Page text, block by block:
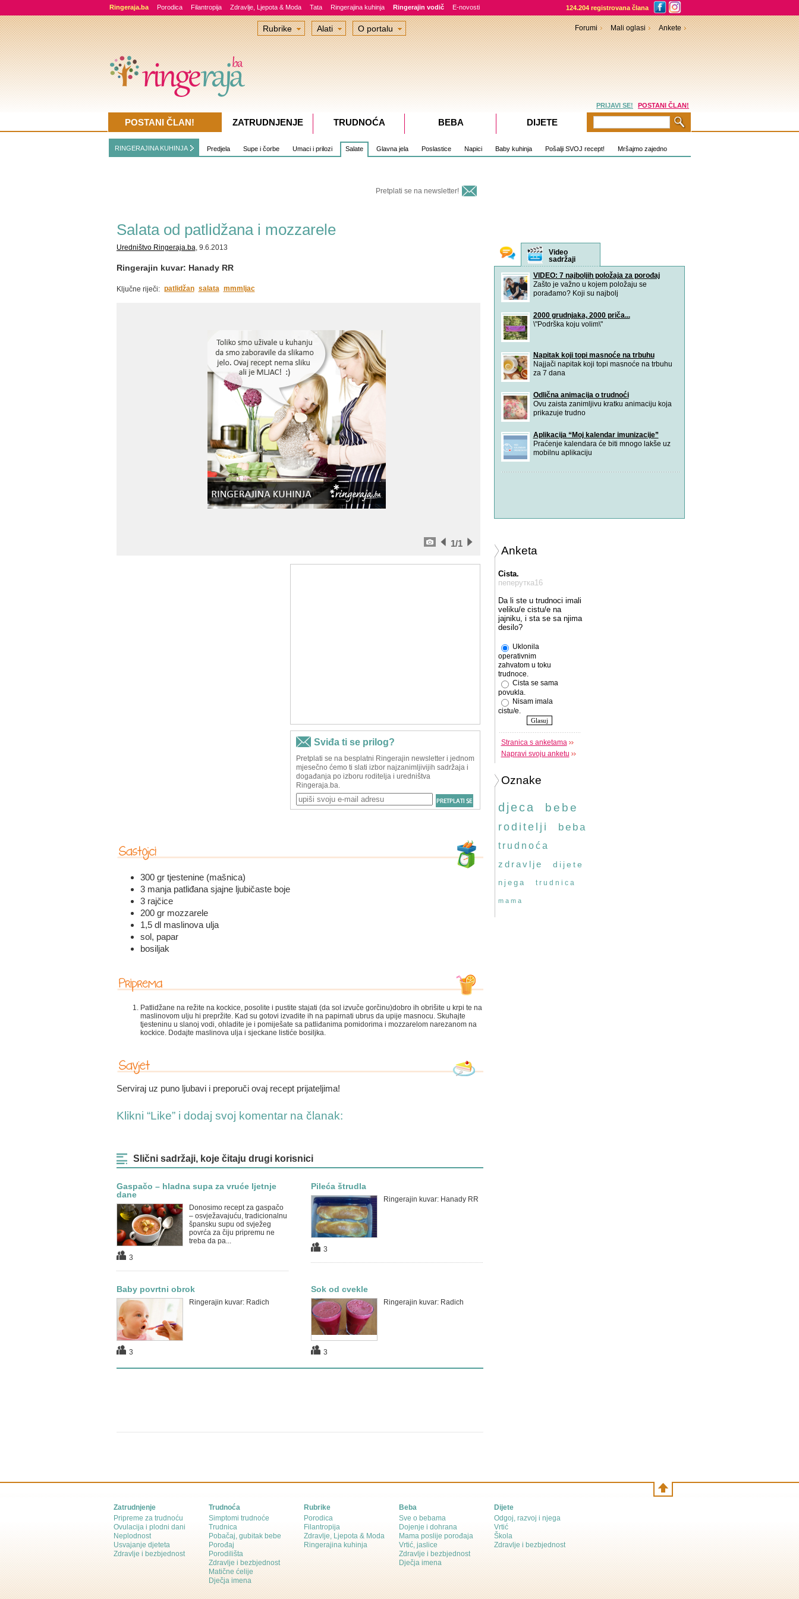
Ringeraja.ba Porodica Filantropija Zdravlje, Ljepota & Moda Tata Ringerajina kuhinja Ringerajin vodič E-novosti 124.204 registrovana člana
RINGERAJINA KUHINJA Predjela Supe i čorbe Umaci i prilozi Salate Glavna jela Poslastice Napici Baby kuhinja Pošalji SVOJ recept! Mršajmo zajedno
Pretplati se na newsletter!
Salata od patlidžana i mozzarele
Uredništvo Ringeraja.ba, 9.6.2013
Ringerajin kuvar: Hanady RR
Ključne riječi: patlidžan salata mmmljac
/1
1
300 gr tjestenine (mašnica)
3 manja patliđana sjajne ljubičaste boje
3 rajčice
200 gr mozzarele
1,5 dl maslinova ulja
sol, papar
bosiljak
Patlidžane na režite na kockice, posolite i pustite stajati (da sol izvuče gorčinu)dobro ih obrišite u krpi te na
maslinovom ulju hi prepržite. Kad su gotovi izvadite ih na papirnati ubrus da upije masnocu. Skuhajte
tjesteninu u slanoj vodi, ohladite je i pomiješate sa patliđanima pomidorima i mozzarelom narezanom na
kockice. Dodajte maslinova ulja i sjeckane listiće bosiljka.
Serviraj uz puno ljubavi i preporuči ovaj recept prijateljima!
Klikni “Like” i dodaj svoj komentar na članak:
Slični sadržaji, koje čitaju drugi korisnici
Gaspačo – hladna supa za vruće ljetnje
dane
Donosimo recept za gaspačo
– osvježavajuću, tradicionalnu
špansku supu od svježeg
povrća za čiju pripremu ne
treba da pa...
3
Pileća štrudla
Ringerajin kuvar: Hanady RR
3
Baby povrtni obrok
Ringerajin kuvar: Radich
3
Sok od cvekle
Ringerajin kuvar: Radich
3
Forumi
Video
sadržaji
na temi
RE: Dr Sanjin Dekovic
iz foruma
SAMIR36u 08:34
na temiRE: Anksioznost?
iz forumaPorodični život
Anoniman
na temi
iz foruma
nerminka78
na temiRE: Da li biste smjestili roditelja u
iz forumaPorodični život
Nove rasprave
Promijenjene rasprave
VIDEO: 7 najboljih položaja za porođaj
Zašto je važno u kojem položaju se
porađamo? Koji su najbolj
2000 grudnjaka, 2000 priča...
\"Podrška koju volim\"
Napitak koji topi masnoće na trbuhu
Najjači napitak koji topi masnoće na trbuhu
za 7 dana
Odlična animacija o trudnoći
Ovu zaista zanimljivu kratku animaciju koja
prikazuje trudno
Aplikacija “Moj kalendar imunizacije”
Praćenje kalendara će biti mnogo lakše uz
mobilnu aplikaciju
Anketa
Cista.
пеперутка16
Da li ste u trudnoci imali
veliku/e cistu/e na
jajniku, i sta se sa njima
desilo?
Uklonila
operativnim
zahvatom u toku
trudnoce.
Cista se sama
povukla.
Nisam imala
cistu/e.
Stranica s anketama
Napravi svoju anketu
Oznake
djeca bebe
roditelji beba
trudnoća
zdravlje
dijete
njega trudnica
mama
Rubrike Alati O portalu Forumi Mali oglasi Ankete
PRIJAVI SE! POSTANI ČLAN!
POSTANI ČLAN! ZATRUDNJENJE TRUDNOĆA BEBA DIJETE
Zatrudnjenje
Pripreme za trudnoću
Ovulacija i plodni dani
Neplodnost
Usvajanje djeteta
Zdravlje i bezbjednost
Trudnoća
Simptomi trudnoće
Trudnica
Pobačaj, gubitak bebe
Porođaj
Porodilišta
Zdravlje i bezbjednost
Matične ćelije
Dječja imena
Rubrike
Porodica
Filantropija
Zdravlje, Ljepota & Moda
Ringerajina kuhinja
Beba
Sve o bebama
Dojenje i dohrana
Mama poslije porođaja
Vrtić, jaslice
Zdravlje i bezbjednost
Dječja imena
Dijete
Odgoj, razvoj i njega
Vrtić
Škola
Zdravlje i bezbjednost